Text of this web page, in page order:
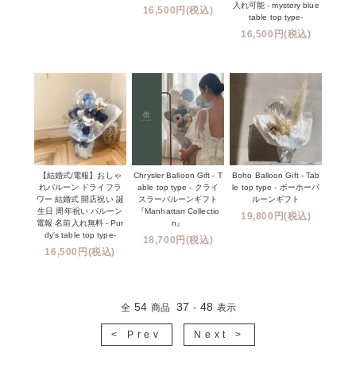
16,500円(税込)
入れ可能 - mystery blue
table top type-
16,500円(税込)
【結婚式/電報】おしゃ
れバルーン ドライフラ
ワー 結婚式 開店祝い 誕
生日 周年祝い バルーン
電報 名前入れ無料 - Pur
dy's table top type-
16,500円(税込)
Chrysler Balloon Gift - T
able top type - クライ
スラーバルーンギフト
『Manhattan Collectio
n』
18,700円(税込)
Boho Balloon Gift - Tab
le top type - ボーホーバ
ルーンギフト
19,800円(税込)
全 54 商品 37 - 48 表示
< Prev Next >